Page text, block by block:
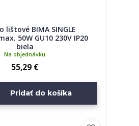
lištové BIMA SINGLE
50W GU10 230V IP20
biela
55,29 €
Na objednávku
Pridať do košíka